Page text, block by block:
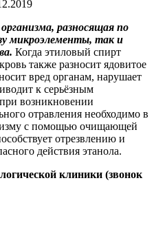
разносящая по
микроэлементы, так и
Когда этиловый спирт
также разносит ядовитое
вред органам, нарушает
к серьёзным
возникновении
отравления необходимо в
с помощью очищающей
отрезвлению и
действия этанола.
клиники (звонок